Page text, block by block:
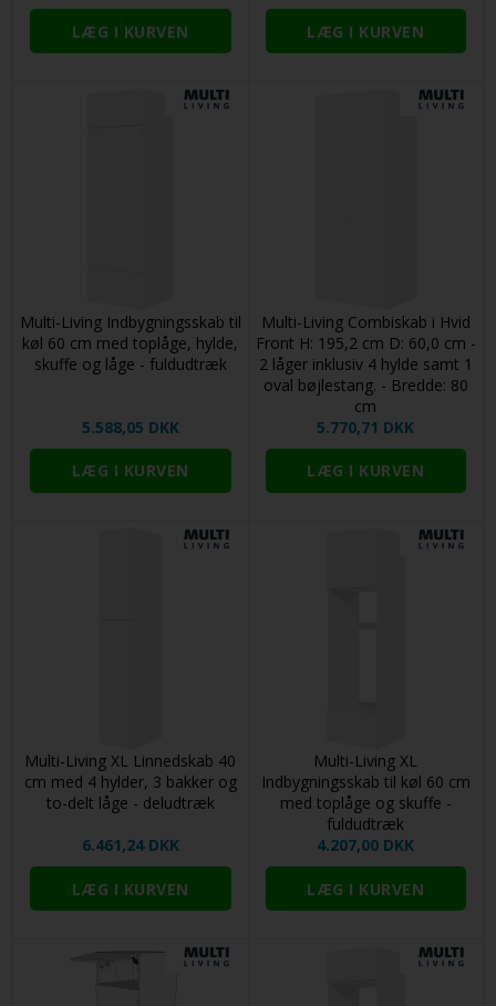
Multi-Living Indbygningsskab til
køl 60 cm med toplåge, hylde,
skuffe og låge - fuldudtræk
5.588,05 DKK
Multi-Living Combiskab i Hvid
Front H: 195,2 cm D: 60,0 cm -
2 låger inklusiv 4 hylde samt 1
oval bøjlestang. - Bredde: 80
cm
5.770,71 DKK
Multi-Living XL Linnedskab 40
cm med 4 hylder, 3 bakker og
to-delt låge - deludtræk
6.461,24 DKK
Multi-Living XL
Indbygningsskab til køl 60 cm
med toplåge og skuffe -
fuldudtræk
4.207,00 DKK